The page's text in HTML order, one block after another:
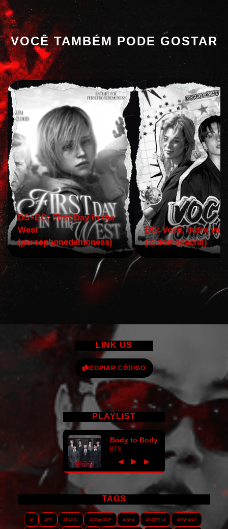
VOCÊ TAMBÉM PODE GOSTAR
DS+BC: First Day in the
West
(persephonedemoness)
DS: Você, outra vez!
(@domodachii)
LINK US
COPIAR CÓDIGO
PLAYLIST
Body to Body
BTS
◀ ► ▶
TAGS
AI ASS Abalyn Agraviane Aisha Arabella Arshanji